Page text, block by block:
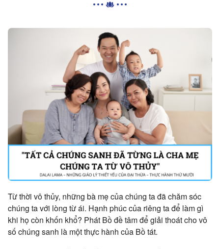
Từ thời vô thủy, những bà mẹ của chúng ta đã chăm sóc
chúng ta với lòng từ ái. Hạnh phúc của riêng ta để làm gì
khi họ còn khốn khổ? Phát Bồ đề tâm để giải thoát cho vô
số chúng sanh là một thực hành của Bồ tát.